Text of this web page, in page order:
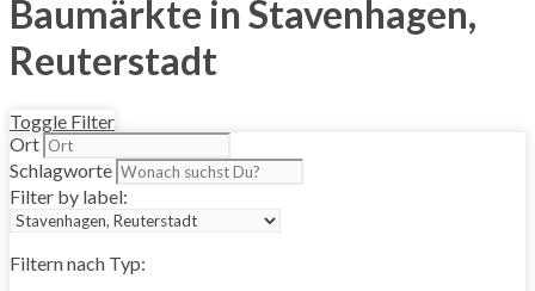
Baumärkte in Stavenhagen,
Reuterstadt
Toggle Filter
Ort
Schlagworte
Filter by label:
Filtern nach Typ: